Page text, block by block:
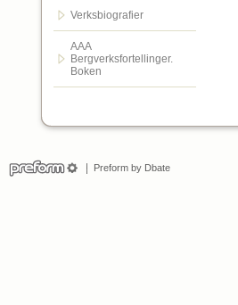
Verksbiografier
AAA
Bergverksfortellinger.
Boken
Preform by Dbate